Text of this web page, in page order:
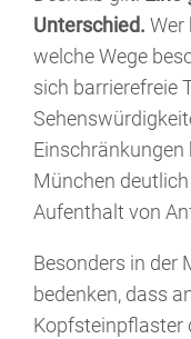
Unterschied. Wer
welche Wege
sich barrierefreie
Einschränkungen
München
Aufenthalt von
Besonders in der
bedenken, dass
Kopfsteinpflaster